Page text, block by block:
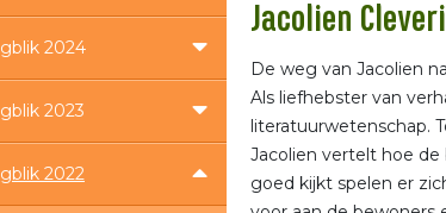
2024
2023
2022
Jacolien
De weg van Jacolien
Als liefhebster van
literatuurwetenschap.
Jacolien vertelt hoe
goed kijkt spelen er